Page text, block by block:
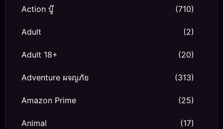
Action บู๊ (710)
Adult (2)
Adult 18+ (20)
Adventure ผจญภัย (313)
Amazon Prime (25)
Animal (17)